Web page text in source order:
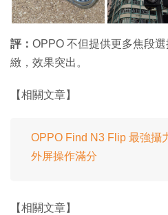
評： OPPO 不但提供更多焦段
緻，效果突出。
【相關文章】
OPPO Find N3 Flip 最強攝
外屏操作滿分
【相關文章】